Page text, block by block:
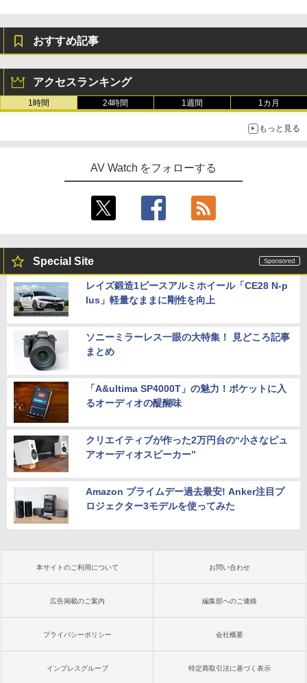
おすすめ記事
アクセスランキング
1時間 24時間 1週間 1カ月
もっと見る
AV Watch をフォローする
Special Site
レイズ鍛造1ピースアルミホイール「CE28 N-p
lus」軽量なままに剛性を向上
ソニーミラーレス一眼の大特集！ 見どころ記事
まとめ
「A&ultima SP4000T」の魅力！ポケットに入
るオーディオの醍醐味
クリエイティブが作った2万円台の“小さなピュ
アオーディオスピーカー”
Amazon プライムデー過去最安! Anker注目プ
ロジェクター3モデルを使ってみた
本サイトのご利用について お問い合わせ
広告掲載のご案内 編集部へのご連絡
プライバシーポリシー 会社概要
インプレスグループ 特定商取引法に基づく表示